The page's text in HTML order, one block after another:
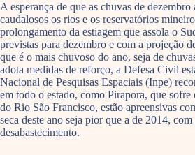
A esperança de que as chuvas de
caudalosos os rios e os reservatórios
prolongamento da estiagem que assola o
previstas para dezembro e com a projeção
que é o mais chuvoso do ano, seja de
adota medidas de reforço, a Defesa Civil
Nacional de Pesquisas Espaciais (Inpe)
em todo o estado, como Pirapora, que
do Rio São Francisco, estão apreensivas
seca deste ano seja pior que a de 2014,
desabastecimento.